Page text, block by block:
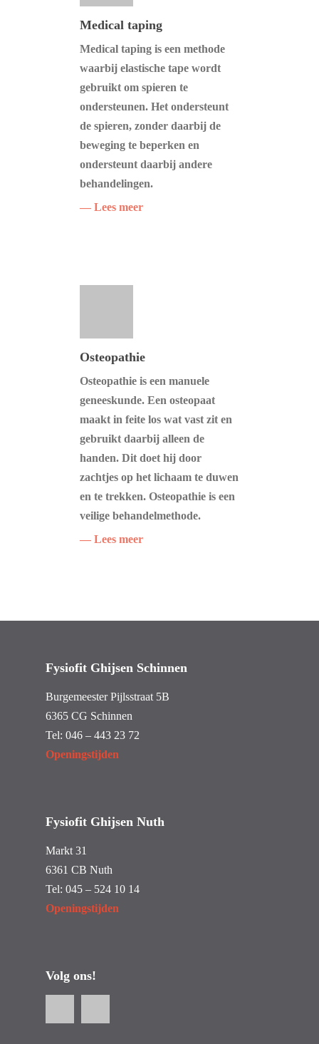
Medical taping
Medical taping is een methode
waarbij elastische tape wordt
gebruikt om spieren te
ondersteunen. Het ondersteunt
de spieren, zonder daarbij de
beweging te beperken en
ondersteunt daarbij andere
behandelingen.
— Lees meer
Osteopathie
Osteopathie is een manuele
geneeskunde. Een osteopaat
maakt in feite los wat vast zit en
gebruikt daarbij alleen de
handen. Dit doet hij door
zachtjes op het lichaam te duwen
en te trekken. Osteopathie is een
veilige behandelmethode.
— Lees meer
Fysiofit Ghijsen Schinnen
Burgemeester Pijlsstraat 5B
6365 CG Schinnen
Tel: 046 – 443 23 72
Openingstijden
Fysiofit Ghijsen Nuth
Markt 31
6361 CB Nuth
Tel: 045 – 524 10 14
Openingstijden
Volg ons!